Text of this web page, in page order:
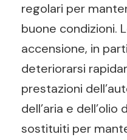
regolari per
buone condizioni.
accensione, in
deteriorarsi
prestazioni
dell’aria e
sostituiti per